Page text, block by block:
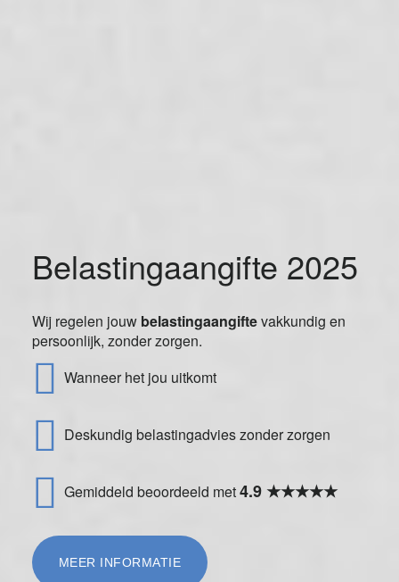
Belastingaangifte 2025
Wij regelen jouw belastingaangiftevakkundig en
persoonlijk, zonder zorgen.
Wanneer het jou uitkomt
Deskundig belastingadvies zonder zorgen
Gemiddeld beoordeeld met4.9 ★★★★★
MEER INFORMATIE